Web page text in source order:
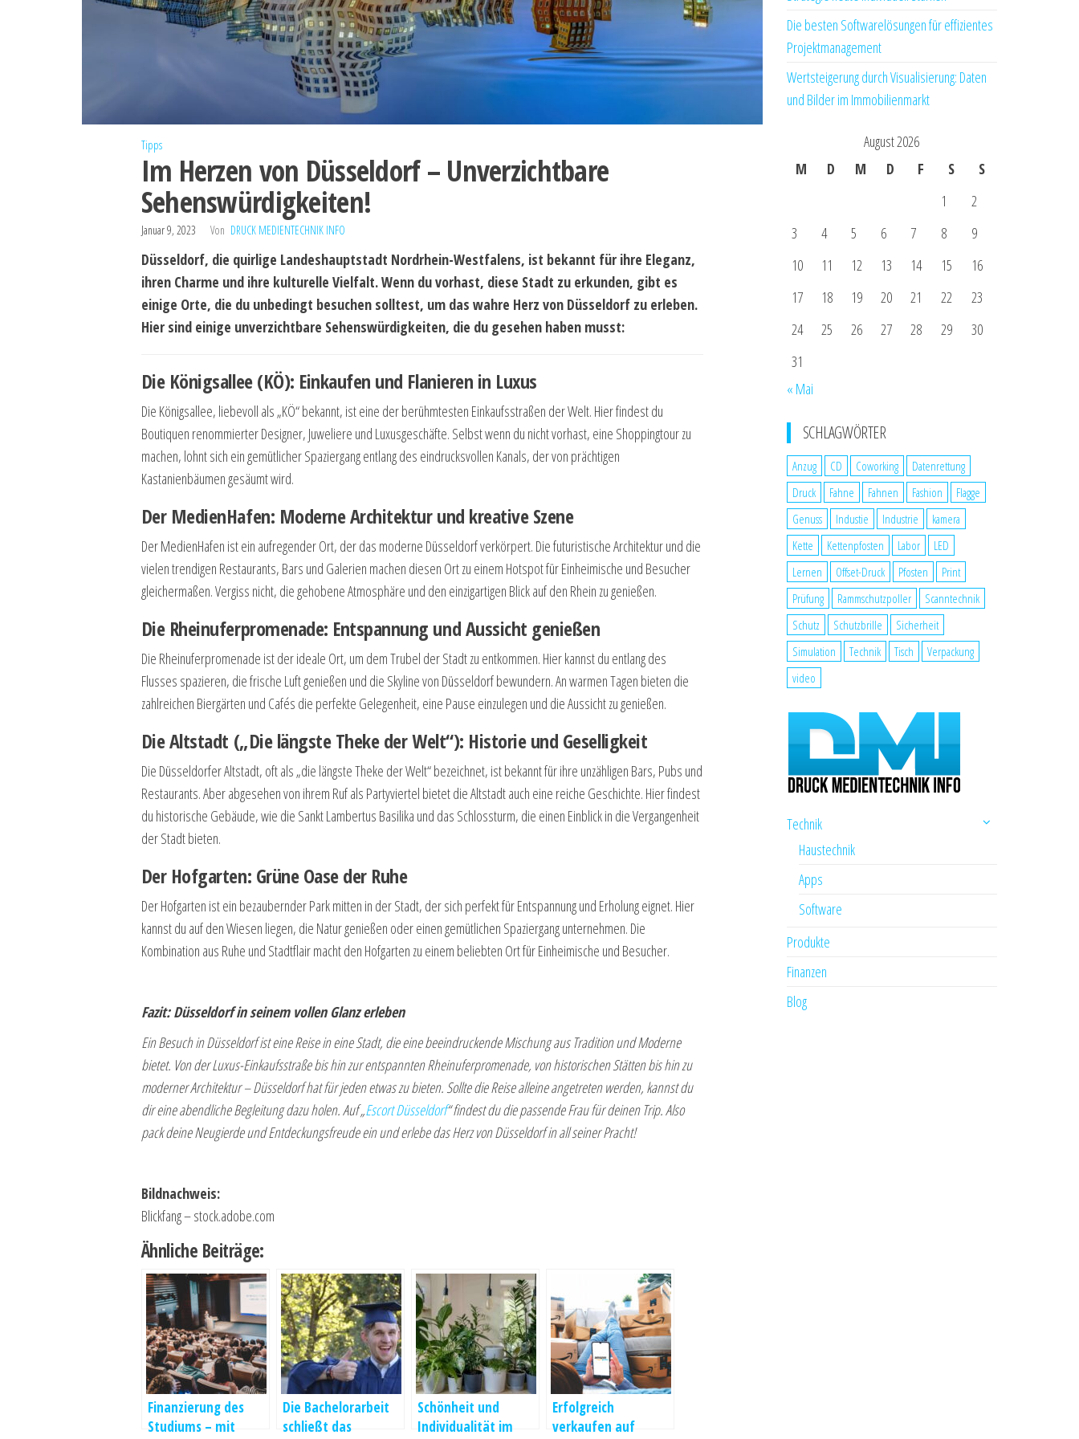
Tipps
Im Herzen von Düsseldorf – Unverzichtbare
Sehenswürdigkeiten!
Januar 9, 2023 Von DRUCK MEDIENTECHNIK INFO
Düsseldorf, die quirlige Landeshauptstadt Nordrhein-Westfalens, ist bekannt für ihre Eleganz,
ihren Charme und ihre kulturelle Vielfalt. Wenn du vorhast, diese Stadt zu erkunden, gibt es
einige Orte, die du unbedingt besuchen solltest, um das wahre Herz von Düsseldorf zu erleben.
Hier sind einige unverzichtbare Sehenswürdigkeiten, die du gesehen haben musst:
Die Königsallee (KÖ): Einkaufen und Flanieren in Luxus
Die Königsallee, liebevoll als „KÖ“ bekannt, ist eine der berühmtesten Einkaufsstraßen der Welt. Hier findest du
Boutiquen renommierter Designer, Juweliere und Luxusgeschäfte. Selbst wenn du nicht vorhast, eine Shoppingtour zu
machen, lohnt sich ein gemütlicher Spaziergang entlang des eindrucksvollen Kanals, der von prächtigen
Kastanienbäumen gesäumt wird.
Der MedienHafen: Moderne Architektur und kreative Szene
Der MedienHafen ist ein aufregender Ort, der das moderne Düsseldorf verkörpert. Die futuristische Architektur und die
vielen trendigen Restaurants, Bars und Galerien machen diesen Ort zu einem Hotspot für Einheimische und Besucher
gleichermaßen. Vergiss nicht, die gehobene Atmosphäre und den einzigartigen Blick auf den Rhein zu genießen.
Die Rheinuferpromenade: Entspannung und Aussicht genießen
Die Rheinuferpromenade ist der ideale Ort, um dem Trubel der Stadt zu entkommen. Hier kannst du entlang des
Flusses spazieren, die frische Luft genießen und die Skyline von Düsseldorf bewundern. An warmen Tagen bieten die
zahlreichen Biergärten und Cafés die perfekte Gelegenheit, eine Pause einzulegen und die Aussicht zu genießen.
Die Altstadt („Die längste Theke der Welt“): Historie und Geselligkeit
Die Düsseldorfer Altstadt, oft als „die längste Theke der Welt“ bezeichnet, ist bekannt für ihre unzähligen Bars, Pubs und
Restaurants. Aber abgesehen von ihrem Ruf als Partyviertel bietet die Altstadt auch eine reiche Geschichte. Hier findest
du historische Gebäude, wie die Sankt Lambertus Basilika und das Schlossturm, die einen Einblick in die Vergangenheit
der Stadt bieten.
Der Hofgarten: Grüne Oase der Ruhe
Der Hofgarten ist ein bezaubernder Park mitten in der Stadt, der sich perfekt für Entspannung und Erholung eignet. Hier
kannst du auf den Wiesen liegen, die Natur genießen oder einen gemütlichen Spaziergang unternehmen. Die
Kombination aus Ruhe und Stadtflair macht den Hofgarten zu einem beliebten Ort für Einheimische und Besucher.
Fazit: Düsseldorf in seinem vollen Glanz erleben
Ein Besuch in Düsseldorf ist eine Reise in eine Stadt, die eine beeindruckende Mischung aus Tradition und Moderne
bietet. Von der Luxus-Einkaufsstraße bis hin zur entspannten Rheinuferpromenade, von historischen Stätten bis hin zu
moderner Architektur – Düsseldorf hat für jeden etwas zu bieten. Sollte die Reise alleine angetreten werden, kannst du
dir eine abendliche Begleitung dazu holen. Auf „Escort Düsseldorf“ findest du die passende Frau für deinen Trip. Also
pack deine Neugierde und Entdeckungsfreude ein und erlebe das Herz von Düsseldorf in all seiner Pracht!
Bildnachweis:
Blickfang – stock.adobe.com
Ähnliche Beiträge:
Finanzierung des
Studiums – mit
Die Bachelorarbeit
schließt das
Schönheit und
Individualität im
Erfolgreich
verkaufen auf
Die besten Softwarelösungen für effizientes
Projektmanagement
Wertsteigerung durch Visualisierung: Daten
und Bilder im Immobilienmarkt
August 2026
M
D M D F S
S
1
2
3
4 5 6 7 8
9
10
11 12 13 14 15
16
17
18 19 20 21 22
23
24
25 26 27 28 29
30
31
« Mai
SCHLAGWÖRTER
Anzug CD Coworking
Datenrettung
Druck
Fahne Fahnen Fashion
Flagge
Genuss
Industie Industrie
kamera
Kette
Kettenpfosten Labor
LED
Lernen
Offset-Druck Pfosten
Print
Prüfung
Rammschutzpoller
Scanntechnik
Schutz
Schutzbrille
Sicherheit
Simulation
Technik Tisch
Verpackung
video
Technik
Haustechnik
Apps
Software
Produkte
Finanzen
Blog